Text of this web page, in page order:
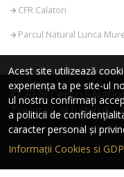
CFR Calatori
Parcul Natural Lunca
© 2026 Centrul
Turistică al Județului
Webdesign by Icetech
Acest site utilizează
experiența ta pe site-ul
ul nostru confirmați
a politicii de
caracter personal și
Informații Cookies si